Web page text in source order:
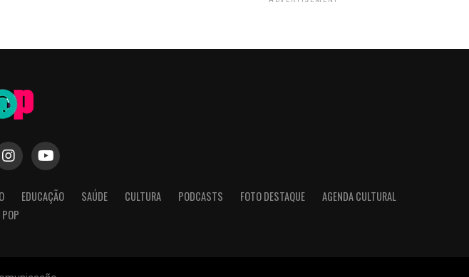
EDUCAÇÃO SAÚDE CULTURA PODCASTS FOTO DESTAQUE
AGENDA CULTURAL
POP